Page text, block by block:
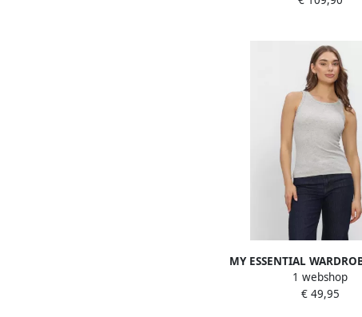
MY ESSENTIAL
Tops & T-shirts
Lichtgrijs
1 webshop
€ 49,95